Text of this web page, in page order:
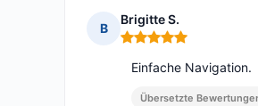
B
Brigitte S.
Hinweis: 5 von 5
Einfache Navigation.
Übersetzte